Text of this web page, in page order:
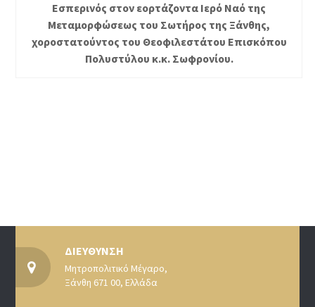
Εσπερινός στον εορτάζοντα Ιερό Ναό της
Μεταμορφώσεως του Σωτήρος της Ξάνθης,
χοροστατούντος του Θεοφιλεστάτου Επισκόπου
Πολυστύλου κ.κ. Σωφρονίου.
ΔΙΕΥΘΥΝΣΗ
Μητροπολιτικό Μέγαρο,
Ξάνθη 671 00, Ελλάδα